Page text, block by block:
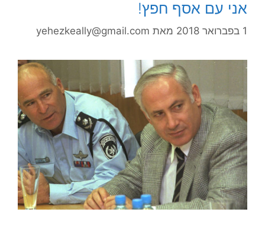
אני עם אסף חפץ!
1 בפברואר 2018 מאת yehezkeally@gmail.com